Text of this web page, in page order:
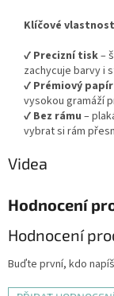
Klíčové
✔ Precizní tisk–
zachycuje barvy i
✔ Prémiový papír
vysokou gramáží
✔ Bez rámu –
vybrat si rám
Videa
Hodnocení
Hodnocení
Buďte první, kdo